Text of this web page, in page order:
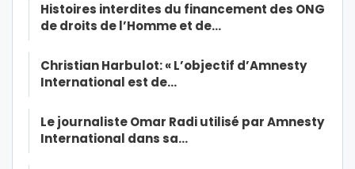
Histoires interdites du financement des ONG
de droits de l’Homme et de…
Christian Harbulot: « L’objectif d’Amnesty
International est de…
Le journaliste Omar Radi utilisé par Amnesty
International dans sa…